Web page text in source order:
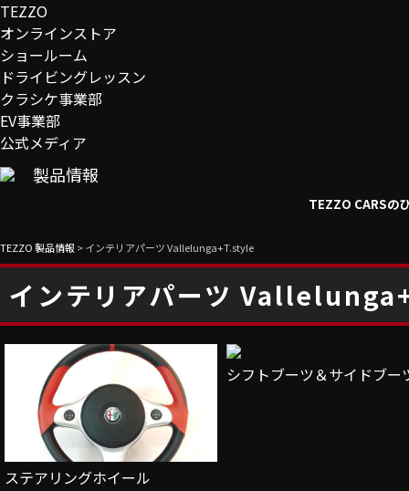
TEZZO
オンラインストア
ショールーム
ドライビングレッスン
クラシケ事業部
EV事業部
公式メディア
製品情報
TEZZO CARSの
TEZZO 製品情報>インテリアパーツ Vallelunga+T.style
インテリアパーツ
ステアリングホイール
シフトブーツ＆サイドブー